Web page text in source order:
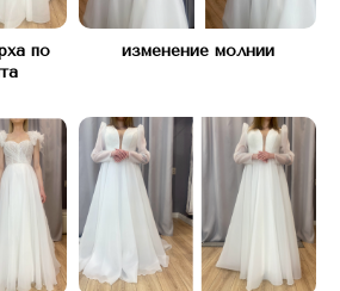
по
изменение молнии